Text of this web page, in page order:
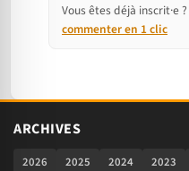
Vous êtes déjà inscrit·e ?
commenter en 1 clic
ARCHIVES
2026 2025 2024 2023